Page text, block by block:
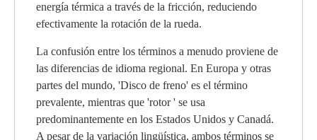
energía térmica a través de la fricción, reduciendo
efectivamente la rotación de la rueda.
La confusión entre los términos a menudo proviene de
las diferencias de idioma regional. En Europa y otras
partes del mundo, 'Disco de freno' es el término
prevalente, mientras que 'rotor ' se usa
predominantemente en los Estados Unidos y Canadá.
A pesar de la variación lingüística, ambos términos se